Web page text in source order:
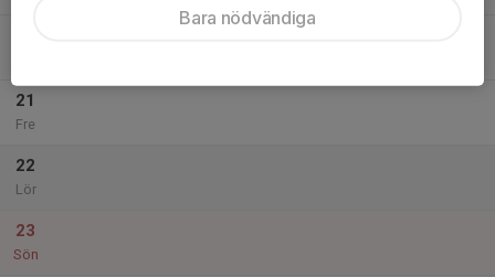
21
Fre
22
Lör
23
Sön
Bara nödvändiga